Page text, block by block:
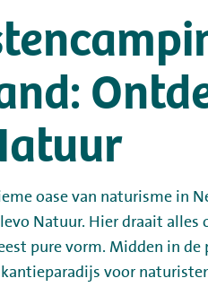
oase van naturisme in
Natuur. Hier draait alles
pure vorm. Midden in de
voor